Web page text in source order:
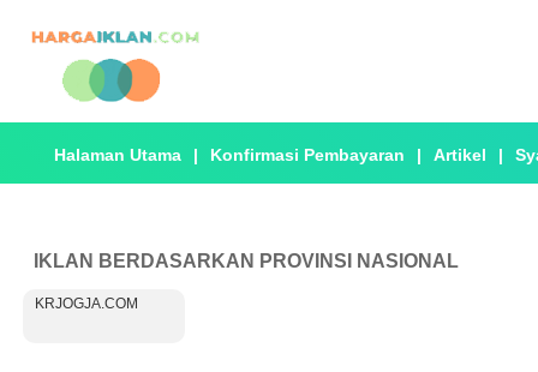
Halaman Utama | Konfirmasi Pembayaran | Artikel |
IKLAN BERDASARKAN PROVINSI NASIONAL
KRJOGJA.COM